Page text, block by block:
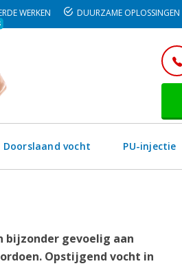
WERKEN DUURZAME OPLOSSINGEN
Doorslaand vocht PU-injectie
bijzonder gevoelig aan
Opstijgend vocht in